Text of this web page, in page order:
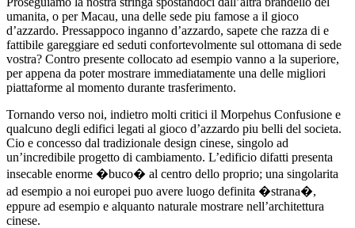
umanita, o per Macau, una delle sede piu famose a il gioco
d’azzardo. Pressappoco inganno d’azzardo, sapete che razza di e
fattibile gareggiare ed seduti confortevolmente sul ottomana di sede
vostra? Contro presente collocato ad esempio vanno a la superiore,
per appena da poter mostrare immediatamente una delle migliori
piattaforme al momento durante trasferimento.
Tornando verso noi, indietro molti critici il Morpehus Confusione e
qualcuno degli edifici legati al gioco d’azzardo piu belli del societa.
Cio e concesso dal tradizionale design cinese, singolo ad
un’incredibile progetto di cambiamento. L’edificio difatti presenta
insecable enorme �buco� al centro dello proprio; una singolarita
ad esempio a noi europei puo avere luogo definita �strana�,
eppure ad esempio e alquanto naturale mostrare nell’architettura
cinese.